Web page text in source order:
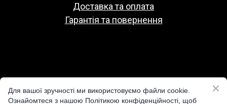
Доставка та оплата
Гарантія та повернення
Политіка конфіденційності
Публічна оферта
Для вашої зручності ми використовуємо файли cookie.
Ознайомтеся з нашою Політикою конфіденційності, щоб